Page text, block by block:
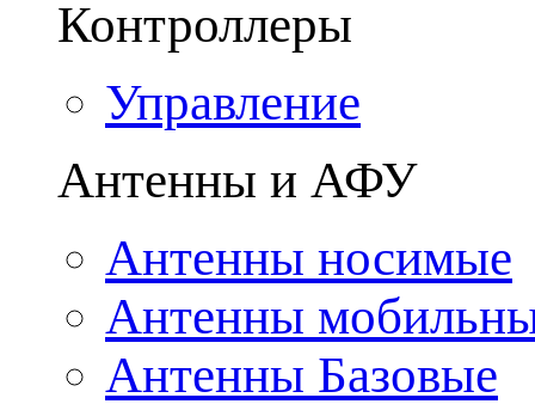
Контроллеры
Управление
Антенны и АФУ
Антенны носимые
Антенны
Антенны Базовые